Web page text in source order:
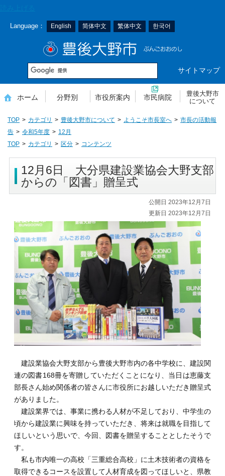
Language： English 简体中文 繁体中文 한국어
サイトマップ
ホーム 分野別 市役所案内 市民病院
豊後大野市
について
TOP カテゴリ 豊後大野市について ようこそ市長室へ
市長の活動報
告
令和5年度
12月
TOP
カテゴリ 区分 コンテンツ
12月6日 大分県建設業協会大野支部
からの「図書」贈呈式
公開日 2023年12月7日
更新日 2023年12月7日
建設業協会大野支部から豊後大野市内の各中学校に、建設関
連の図書168冊を寄贈していただくことになり、当日は恵藤支
部長さん始め関係者の皆さんに市役所にお越しいただき贈呈式
がありました。
建設業界では、事業に携わる人材が不足しており、中学生の
頃から建設業に興味を持っていただき、将来は就職を目指して
ほしいという思いで、今回、図書を贈呈することとしたそうで
す。
私も市内唯一の高校「三重総合高校」に土木技術者の資格を
取得できるコースを設置して人材育成を図ってほしいと、県教